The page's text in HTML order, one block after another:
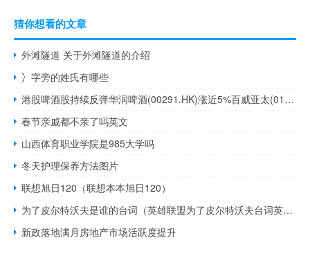
猜你想看的文章
外滩隧道 关于外滩隧道的介绍
冫字旁的姓氏有哪些
港股啤酒股持续反弹华润啤酒(00291.HK)涨近5%百威亚太(01876.HK)涨4%青岛啤酒(00168.HK)涨2%
春节亲戚都不亲了吗英文
山西体育职业学院是985大学吗
冬天护理保养方法图片
联想旭日120（联想本本旭日120）
为了皮尔特沃夫是谁的台词（英雄联盟为了皮尔特沃夫台词英雄 快吧手游）
新政落地满月房地产市场活跃度提升